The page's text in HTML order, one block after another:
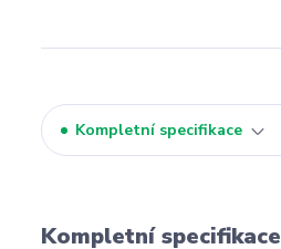
Kompletní specifikace
Kompletní specifikace